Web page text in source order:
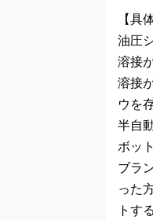
【具
油圧
溶接
溶接
ウを
半自
ボッ
ブラ
った
トす